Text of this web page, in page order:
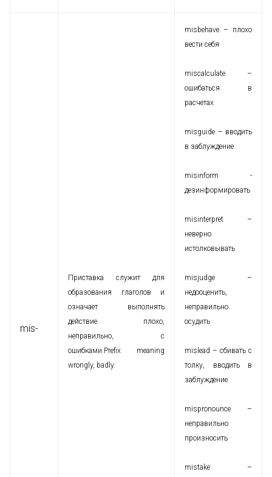
mis-
Приставка служит для
образования глаголов и
означает выполнять
действие плохо,
неправильно, с
ошибками.Prefix meaning
wrongly, badly.
misbehave – плохо
вести себя
miscalculate –
ошибаться в
расчетах
misguide – вводить
в заблуждение
misinform -
дезинформировать
misinterpret –
неверно
истолковывать
misjudge –
недооценить,
неправильно
осудить
mislead – сбивать с
толку, вводить в
заблуждение
mispronounce –
неправильно
произносить
mistake –